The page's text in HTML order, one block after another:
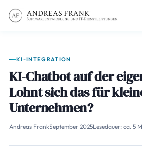
KI-INTEGRATION
KI-Chatbot auf der
Lohnt sich das für
Unternehmen?
Andreas FrankSeptember 2025Lesedauer: ca. 5